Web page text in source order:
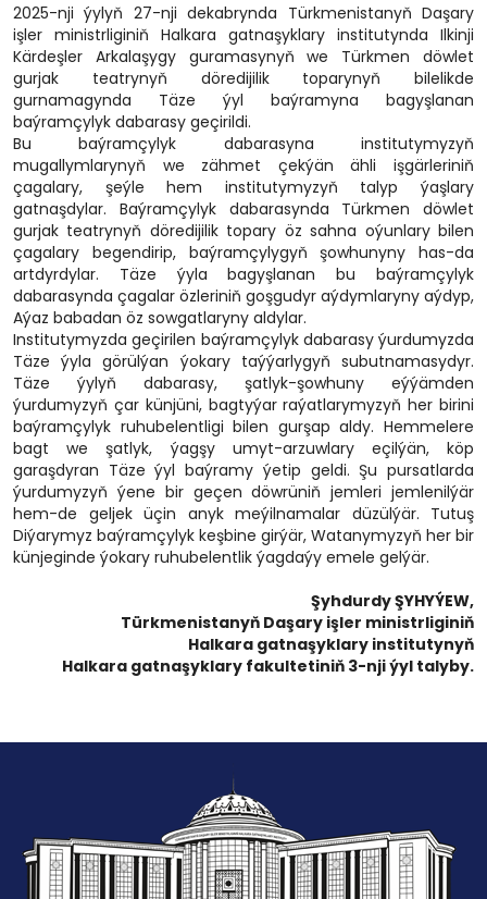
2025-nji ýylyň 27-nji dekabrynda Türkmenistanyň Daşary
işler ministrliginiň Halkara gatnaşyklary institutynda Ilkinji
Kärdeşler Arkalaşygy guramasynyň we Türkmen döwlet
gurjak teatrynyň döredijilik toparynyň bilelikde
gurnamagynda Täze ýyl baýramyna bagyşlanan
baýramçylyk dabarasy geçirildi.
Bu baýramçylyk dabarasyna institutymyzyň
mugallymlarynyň we zähmet çekýän ähli işgärleriniň
çagalary, şeýle hem institutymyzyň talyp ýaşlary
gatnaşdylar. Baýramçylyk dabarasynda Türkmen döwlet
gurjak teatrynyň döredijilik topary öz sahna oýunlary bilen
çagalary begendirip, baýramçylygyň şowhunyny has-da
artdyrdylar. Täze ýyla bagyşlanan bu baýramçylyk
dabarasynda çagalar özleriniň goşgudyr aýdymlaryny aýdyp,
Aýaz babadan öz sowgatlaryny aldylar.
Institutymyzda geçirilen baýramçylyk dabarasy ýurdumyzda
Täze ýyla görülýan ýokary taýýarlygyň subutnamasydyr.
Täze ýylyň dabarasy, şatlyk-şowhuny eýýämden
ýurdumyzyň çar künjüni, bagtyýar raýatlarymyzyň her birini
baýramçylyk ruhubelentligi bilen gurşap aldy. Hemmelere
bagt we şatlyk, ýagşy umyt-arzuwlary eçilýän, köp
garaşdyran Täze ýyl baýramy ýetip geldi. Şu pursatlarda
ýurdumyzyň ýene bir geçen döwrüniň jemleri jemlenilýär
hem-de geljek üçin anyk meýilnamalar düzülýär. Tutuş
Diýarymyz baýramçylyk keşbine girýär, Watanymyzyň her bir
künjeginde ýokary ruhubelentlik ýagdaýy emele gelýär.
Şyhdurdy ŞYHYÝEW,
Türkmenistanyň Daşary işler ministrliginiň
Halkara gatnaşyklary institutynyň
Halkara gatnaşyklary fakultetiniň 3-nji ýyl talyby.